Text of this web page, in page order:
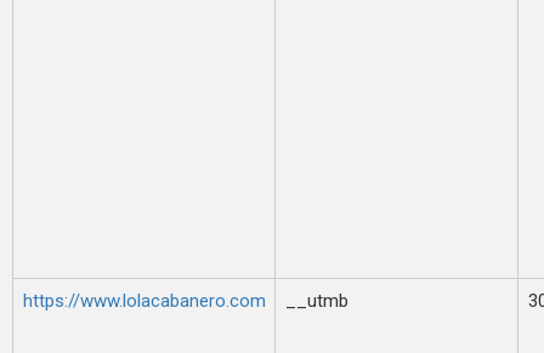
https://www.lolacabanero.com __utmb